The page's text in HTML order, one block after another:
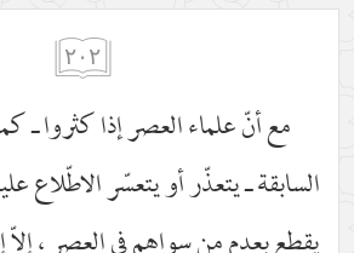
٢٠٢
مع أنّ علماء العصر إذا كثروا ـ
السابقة ـ يتعذّر أو يتعسّر الاطّلاع